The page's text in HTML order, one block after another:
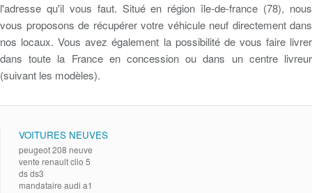
l'adresse qu'il vous faut. Situé en région île-de-france (78), nous
vous proposons de récupérer votre véhicule neuf directement dans
nos locaux. Vous avez également la possibilité de vous faire livrer
dans toute la France en concession ou dans un centre livreur
(suivant les modèles).
VOITURES NEUVES
peugeot 208 neuve
vente renault clio 5
ds ds3
mandataire audi a1